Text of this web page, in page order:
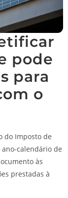
pode
para
o
do Imposto de
ano-calendário de
às
prestadas à